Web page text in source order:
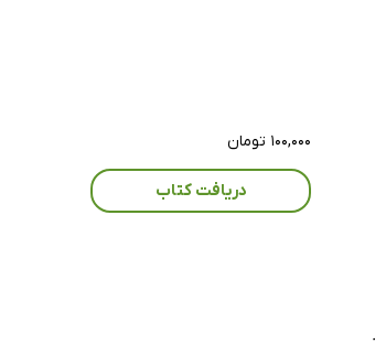
۱۰۰,۰۰۰ تومان
دریافت کتاب